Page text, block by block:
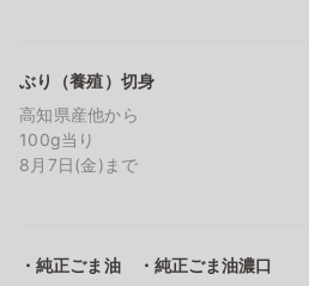
ぶり（養殖）切身
高知県産他から
100g当り
8月7日(金)まで
・純正ごま油 ・純正ごま油濃口